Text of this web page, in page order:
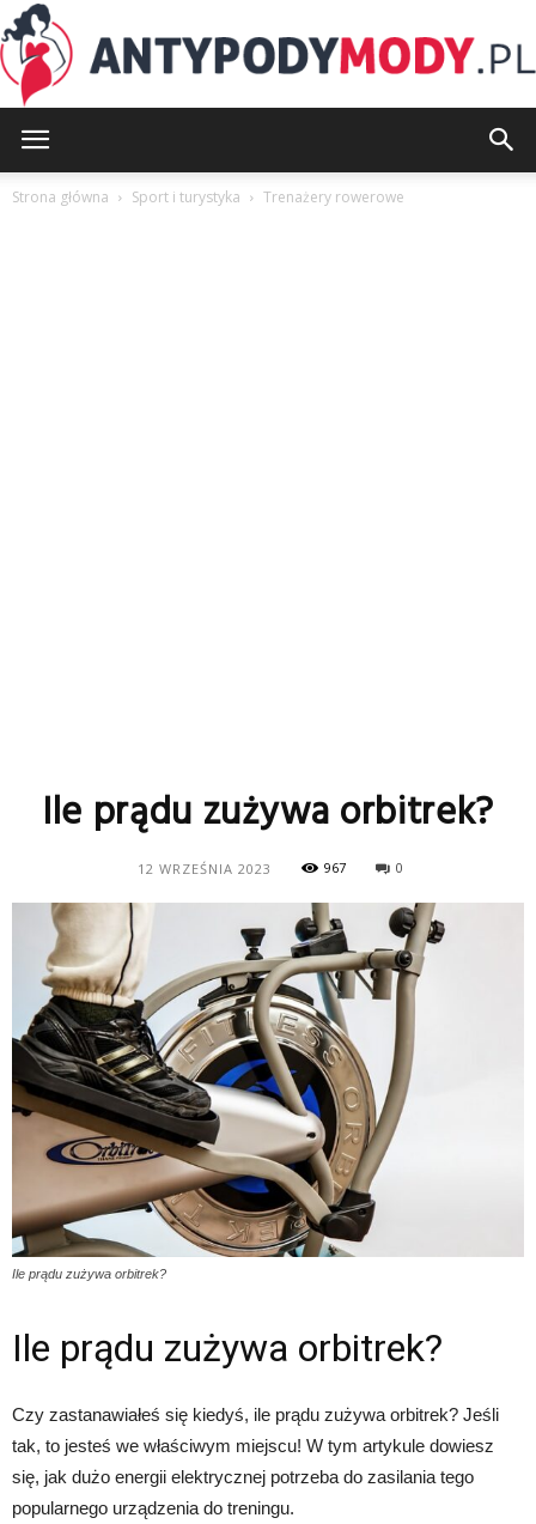
Strona główna Sport i turystyka Trenażery rowerowe
Ile prądu zużywa orbitrek?
12 WRZEŚNIA 2023 967 0
Ile prądu zużywa orbitrek?
Ile prądu zużywa orbitrek?
Czy zastanawiałeś się kiedyś, ile prądu zużywa orbitrek? Jeśli
tak, to jesteś we właściwym miejscu! W tym artykule dowiesz
się, jak dużo energii elektrycznej potrzeba do zasilania tego
popularnego urządzenia do treningu.